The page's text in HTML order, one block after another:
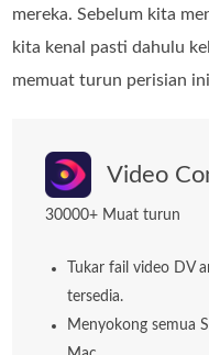
mereka. Sebelum kita
kita kenal pasti dahulu
memuat turun perisian
Video
30000+ Muat turun
Tukar fail video DV
tersedia.
Menyokong semua